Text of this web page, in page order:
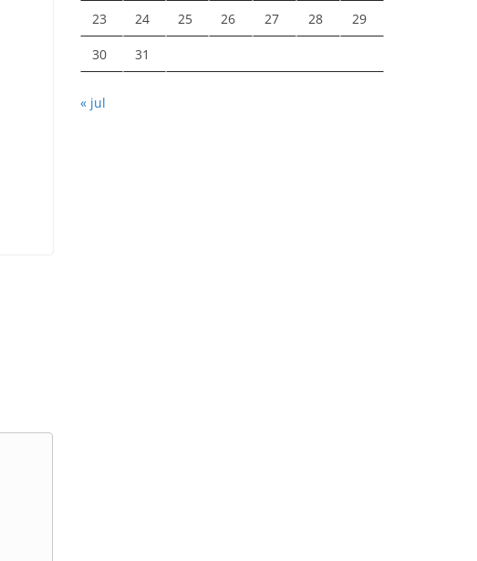
23 24 25 26 27 28 29
30 31
« jul